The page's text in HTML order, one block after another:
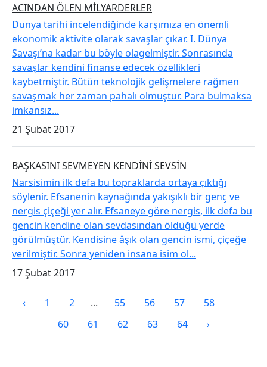
​ACINDAN ÖLEN MİLYARDERLER
Dünya tarihi incelendiğinde karşımıza en önemli
ekonomik aktivite olarak savaşlar çıkar. I. Dünya
Savaşı’na kadar bu böyle olagelmiştir. Sonrasında
savaşlar kendini finanse edecek özellikleri
kaybetmiştir. Bütün teknolojik gelişmelere rağmen
savaşmak her zaman pahalı olmuştur. Para bulmaksa
imkansız...
21 Şubat 2017
​BAŞKASINI SEVMEYEN KENDİNİ SEVSİN
Narsisimin ilk defa bu topraklarda ortaya çıktığı
söylenir. Efsanenin kaynağında yakışıklı bir genç ve
nergis çiçeği yer alır. Efsaneye göre nergis, ilk defa bu
gencin kendine olan sevdasından öldüğü yerde
görülmüştür. Kendisine âşık olan gencin ismi, çiçeğe
verilmiştir. Sonra yeniden insana isim ol...
17 Şubat 2017
‹ 1 2 ... 55 56 57 58
60
61 62 63 64 ›